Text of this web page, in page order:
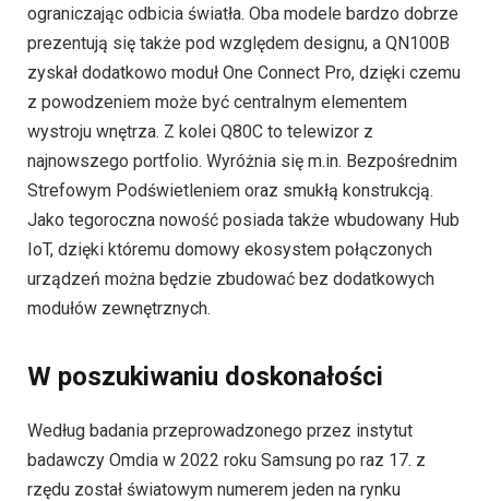
ograniczając odbicia światła. Oba modele bardzo dobrze
prezentują się także pod względem designu, a QN100B
zyskał dodatkowo moduł One Connect Pro, dzięki czemu
z powodzeniem może być centralnym elementem
wystroju wnętrza. Z kolei Q80C to telewizor z
najnowszego portfolio. Wyróżnia się m.in. Bezpośrednim
Strefowym Podświetleniem oraz smukłą konstrukcją.
Jako tegoroczna nowość posiada także wbudowany Hub
IoT, dzięki któremu domowy ekosystem połączonych
urządzeń można będzie zbudować bez dodatkowych
modułów zewnętrznych.
W poszukiwaniu doskonałości
Według badania przeprowadzonego przez instytut
badawczy Omdia w 2022 roku Samsung po raz 17. z
rzędu został światowym numerem jeden na rynku